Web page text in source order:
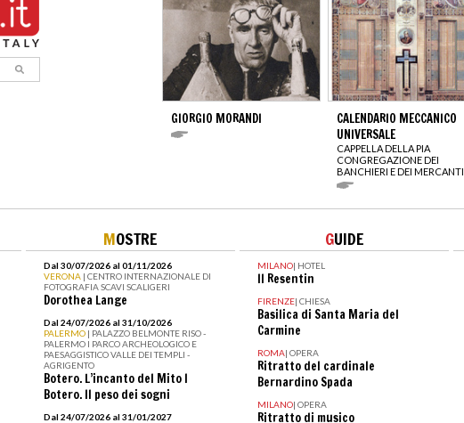
GIORGIO MORANDI
CALENDARIO MECCANICO
UNIVERSALE
CAPPELLA DELLA PIA
CONGREGAZIONE DEI
BANCHIERI E DEI MERCANTI
MOSTRE
Dal 30/07/2026 al 01/11/2026
VERONA | CENTRO INTERNAZIONALE DI
FOTOGRAFIA SCAVI SCALIGERI
Dorothea Lange
Dal 24/07/2026 al 31/10/2026
PALERMO | PALAZZO BELMONTE RISO -
PALERMO I PARCO ARCHEOLOGICO E
PAESAGGISTICO VALLE DEI TEMPLI -
AGRIGENTO
Botero. L’incanto del Mito I
Botero. Il peso dei sogni
Dal 24/07/2026 al 31/01/2027
GUIDE
MILANO| HOTEL
Il Resentin
FIRENZE| CHIESA
Basilica di Santa Maria del
Carmine
ROMA| OPERA
Ritratto del cardinale
Bernardino Spada
MILANO| OPERA
Ritratto di musico